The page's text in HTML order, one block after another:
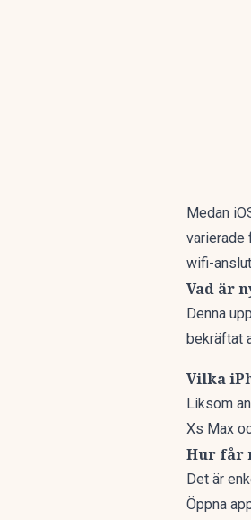
Medan
varierade
wifi-
Vad är
Denna
bekräftat
Vilka
Liksom
Xs Max
Hur får
Det är
Öppna